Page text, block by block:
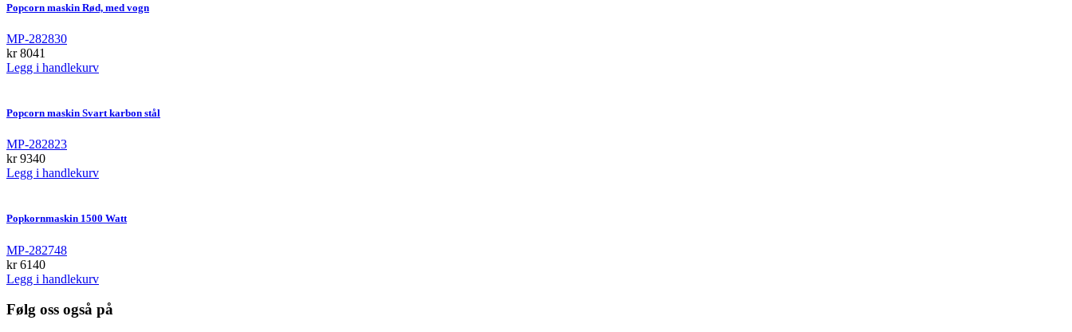
Popcorn maskin Rød, med vogn
MP-282830
kr8041
Legg i handlekurv
Popcorn maskin Svart karbon stål
MP-282823
kr9340
Legg i handlekurv
Popkornmaskin 1500 Watt
MP-282748
kr6140
Legg i handlekurv
Følg oss også på